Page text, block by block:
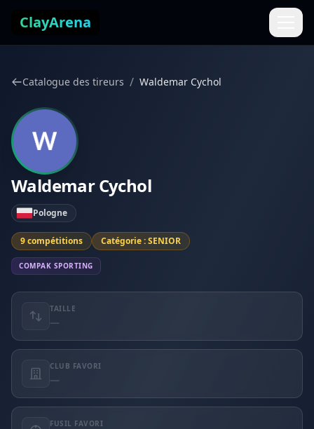
ClayArena
Catalogue des tireurs / Waldemar Cychol
Waldemar Cychol
Pologne
9 compétitions Catégorie : SENIOR
COMPAK SPORTING
TAILLE
—
CLUB FAVORI
—
FUSIL FAVORI